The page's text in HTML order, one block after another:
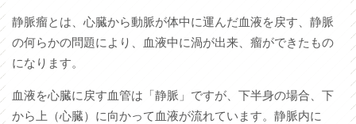
静脈瘤とは、心臓から動脈が体中に運んだ血液を戻す、静脈
の何らかの問題により、血液中に渦が出来、瘤ができたもの
になります。
血液を心臓に戻す血管は「静脈」ですが、下半身の場合、下
から上（心臓）に向かって血液が流れています。静脈内に